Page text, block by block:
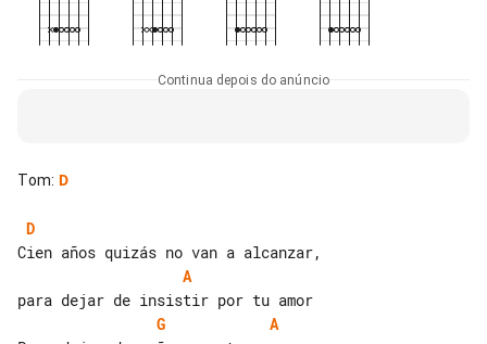
Continua depois do anúncio
Tom: D
D
A
G
A